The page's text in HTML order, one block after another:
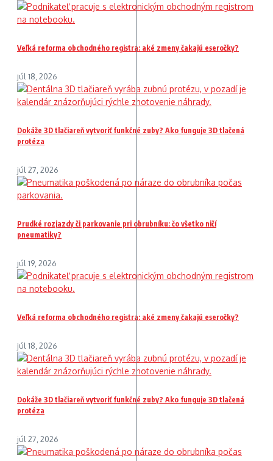
Veľká reforma obchodného registra: aké zmeny čakajú eseročky?
júl 18, 2026
Dokáže 3D tlačiareň vytvoriť funkčné zuby? Ako funguje 3D tlačená
protéza
júl 27, 2026
Prudké rozjazdy či parkovanie pri obrubníku: čo všetko ničí
pneumatiky?
júl 19, 2026
Veľká reforma obchodného registra: aké zmeny čakajú eseročky?
júl 18, 2026
Dokáže 3D tlačiareň vytvoriť funkčné zuby? Ako funguje 3D tlačená
protéza
júl 27, 2026